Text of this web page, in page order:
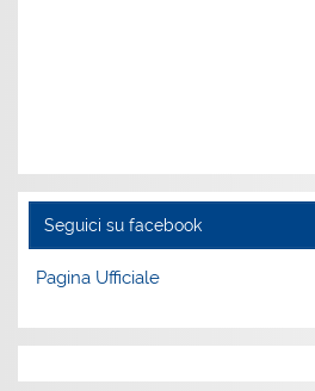
Seguici su facebook
Pagina Ufficiale